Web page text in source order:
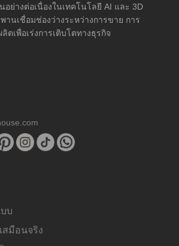
อย่างต่อเนื่องในเทคโนโลยี AI และ 3D
านเชื่อมช่องว่างระหว่างการขาย การ
ตเพื่อเร่งการเติบโตทางธุรกิจ
บ
สมือนจริง